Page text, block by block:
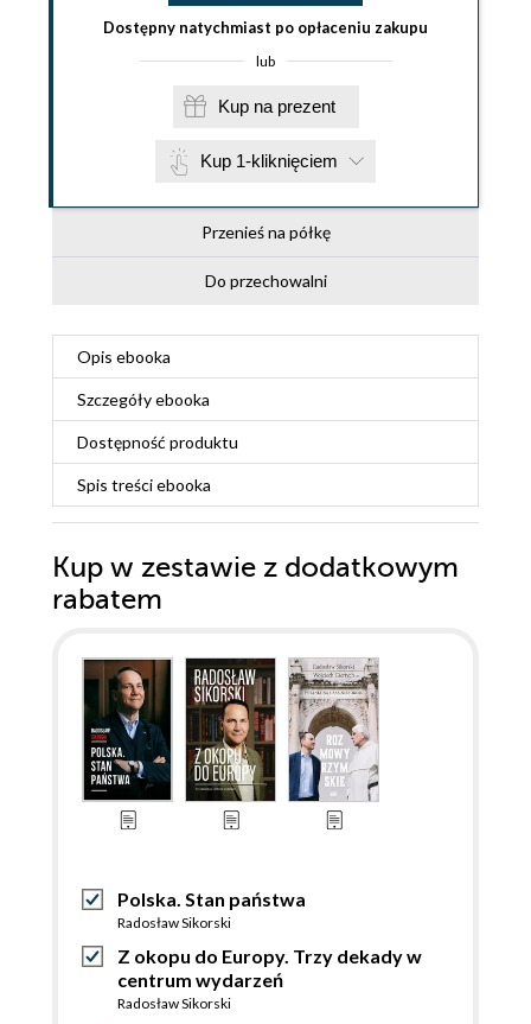
Dostępny natychmiast po opłaceniu zakupu
lub
Kup na prezent
Kup 1-kliknięciem
Przenieś na półkę
Do przechowalni
Opis ebooka
Szczegółyebooka
Dostępność produktu
Spis treściebooka
Kup w zestawie z dodatkowym
rabatem
Polska. Stan państwa
Radosław Sikorski
Z okopu do Europy. Trzy dekady w
centrum wydarzeń
Radosław Sikorski